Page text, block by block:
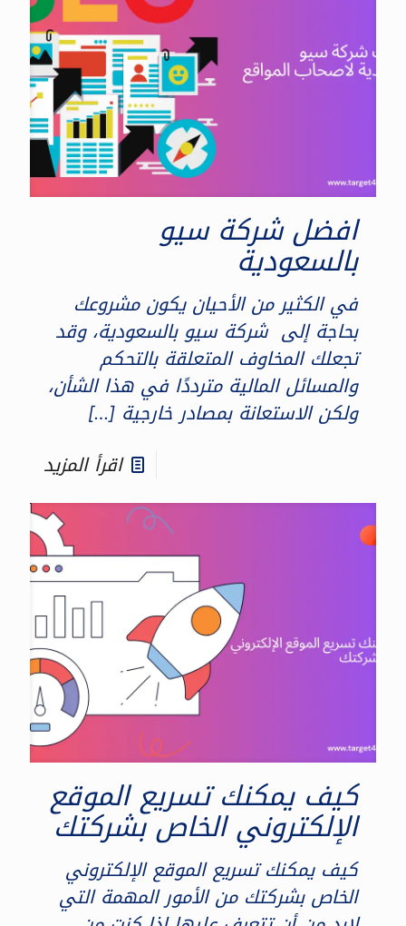
افضل شركة سيو
بالسعودية
في الكثير من الأحيان يكون مشروعك
بحاجة إلى شركة سيو بالسعودية، وقد
تجعلك المخاوف المتعلقة بالتحكم
والمسائل المالية مترددًا في هذا الشأن،
ولكن الاستعانة بمصادر خارجية […]
اقرأ المزيد
كيف يمكنك تسريع الموقع
الإلكتروني الخاص بشركتك
كيف يمكنك تسريع الموقع الإلكتروني
الخاص بشركتك من الأمور المهمة التي